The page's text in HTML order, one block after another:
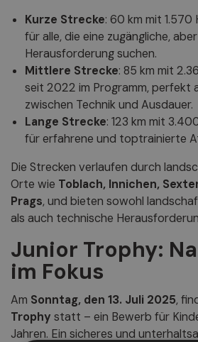
Kurze Strecke: 60 km mit
für alle, die eine zugängliche,
Herausforderung suchen.
Mittlere Strecke: 85 km mit
seit 2022 im Programm, perfekt
zwischen Technik und Ausdauer.
Lange Strecke: 123 km mit
für erfahrene und toptrainierte
Die Strecken verlaufen durch
Orte wie Toblach, Innichen,
Prags, und bieten sowohl
als auch technische
Junior Trophy:
im Fokus
Am Sonntag, den 13. Juli 2025,
Trophy statt – ein Bewerb für
Jahren. Ein sicheres und